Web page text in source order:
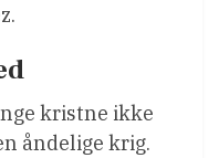
kristne ikke
åndelige krig.